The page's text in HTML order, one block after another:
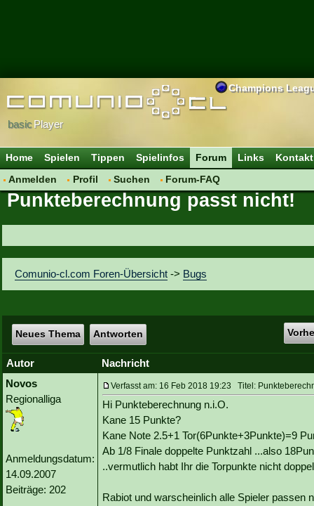
Champions
basicPlayer
Home Spielen Tippen Spielinfos
Forum
Anmelden
Profil Suchen Forum-FAQ
Links Kontakt
Punkteberechnung passt nicht!
Comunio-cl.com Foren-Übersicht -> Bugs
Neues Thema Antworten
Autor
Nachricht
Novos
Regionalliga
Anmeldungsdatum:
14.09.2007
Beiträge: 202
Verfasst am: 16 Feb 2018 19:23 Titel:
Hi Punkteberechnung n.i.O.
Kane 15 Punkte?
Kane Note 2.5+1 Tor(6Punkte+3Punkte)=9
Ab 1/8 Finale doppelte Punktzahl ...also
..vermutlich habt Ihr die Torpunkte nicht
Rabiot und warscheinlich alle Spieler passen